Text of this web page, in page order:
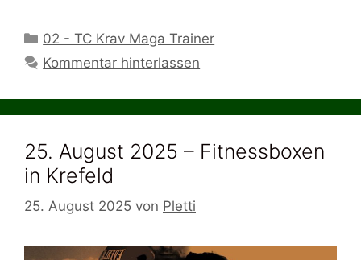
Kategorien
02 - TC Krav Maga Trainer
Kommentar hinterlassen
25. August 2025 – Fitnessboxen
in Krefeld
25. August 2025 von Pletti